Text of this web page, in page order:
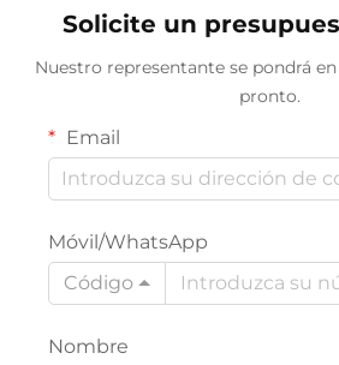
extraíble, apta para uso
en hoteles y en seco
Solicite un
Nuestro representante se pondrá
pronto.
Email
Móvil/WhatsApp
Código
Nombre